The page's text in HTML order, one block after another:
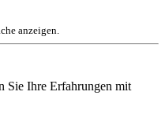
anzeigen.
Sie Ihre Erfahrungen mit